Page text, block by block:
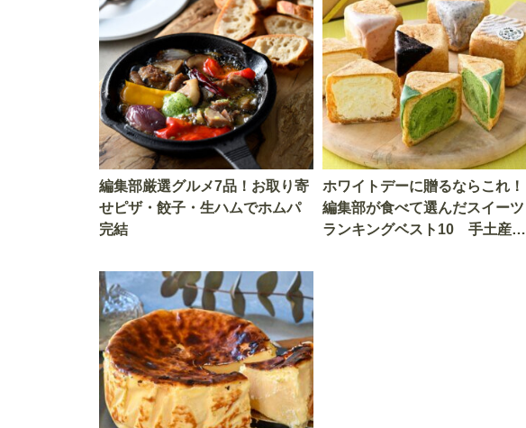
編集部厳選グルメ7品！お取り寄
せピザ・餃子・生ハムでホムパ
完結
ホワイトデーに贈るならこれ！
編集部が食べて選んだスイーツ
ランキングベスト10 手土産に